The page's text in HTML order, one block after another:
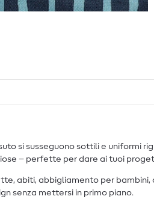
si susseguono sottili e
– perfette per dare ai tuoi
abiti, abbigliamento per
senza mettersi in primo piano.